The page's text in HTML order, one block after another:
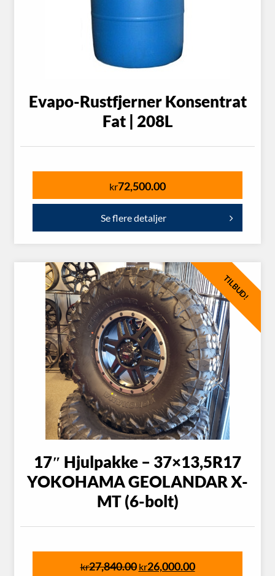
Evapo-Rustfjerner Konsentrat
Fat | 208L
kr72,500.00
Se flere detaljer
TILBUD!
17″ Hjulpakke – 37×13,5R17
YOKOHAMA GEOLANDAR X-
MT (6-bolt)
kr27,840.00 kr26,000.00